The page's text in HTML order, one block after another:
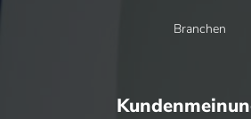
Branchen